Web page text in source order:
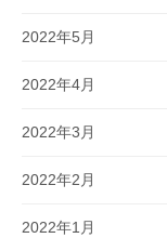
2022年5月
2022年4月
2022年3月
2022年2月
2022年1月